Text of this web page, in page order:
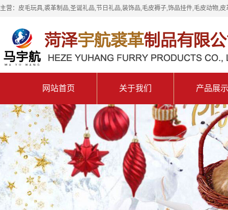
主营：皮毛玩具,裘革制品,圣诞礼品,节日礼品,装饰品,毛皮褥子,饰品挂件,毛皮动物,
网站首页 关于我们 产品展示